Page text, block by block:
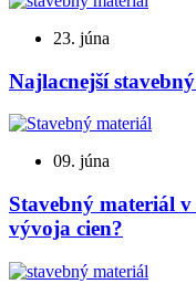
23. júna
Najlacnejší
09. júna
Stavebný materiál
vývoja cien?